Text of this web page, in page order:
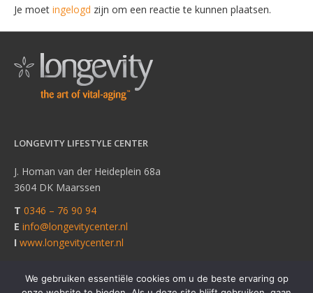
Je moet ingelogd zijn om een reactie te kunnen plaatsen.
LONGEVITY LIFESTYLE CENTER
J. Homan van der Heideplein 68a
3604 DK Maarssen
T 0346 – 76 90 94
E info@longevitycenter.nl
I www.longevitycenter.nl
We gebruiken essentiële cookies om u de beste ervaring op